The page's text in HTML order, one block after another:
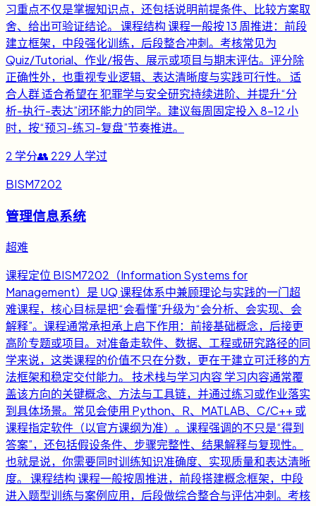
习重点不仅是掌握知识点，还包括说明前提条件、比较方案取
舍、给出可验证结论。 课程结构 课程一般按 13 周推进：前段
建立框架，中段强化训练，后段整合冲刺。考核常见为
Quiz/Tutorial、作业/报告、展示或项目与期末评估。评分除
正确性外，也重视专业逻辑、表达清晰度与实践可行性。 适
合人群 适合希望在 犯罪学与安全研究持续进阶、并提升“分
析-执行-表达”闭环能力的同学。建议每周固定投入 8-12 小
时，按“预习-练习-复盘”节奏推进。
2 学分👥 229 人学过
BISM7202
管理信息系统
超难
课程定位 BISM7202（Information Systems for
Management）是 UQ 课程体系中兼顾理论与实践的一门超
难课程，核心目标是把“会看懂”升级为“会分析、会实现、会
解释”。课程通常承担承上启下作用：前接基础概念，后接更
高阶专题或项目。对准备走软件、数据、工程或研究路径的同
学来说，这类课程的价值不只在分数，更在于建立可迁移的方
法框架和稳定交付能力。 技术栈与学习内容 学习内容通常覆
盖该方向的关键概念、方法与工具链，并通过练习或作业落实
到具体场景。常见会使用 Python、R、MATLAB、C/C++ 或
课程指定软件（以官方课纲为准）。课程强调的不只是“得到
答案”，还包括假设条件、步骤完整性、结果解释与复现性。
也就是说，你需要同时训练知识准确度、实现质量和表达清晰
度。 课程结构 课程一般按周推进，前段搭建概念框架，中段
进入题型训练与案例应用，后段做综合整合与评估冲刺。考核